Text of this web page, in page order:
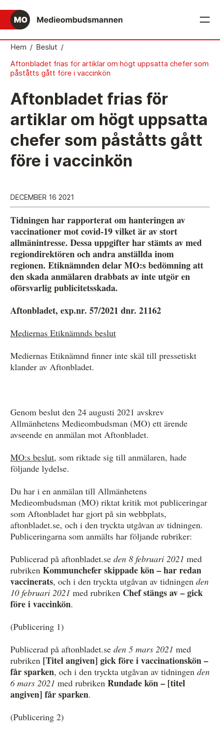
Det medieetiska systemet
Mediernas Etiknämnd fattar de avgörande besluten
Publicitetsreglerna – grunden i det medieetiska
systemet
Caspar Opitz är MO
Medieetikens historia
Anmälan och beslut
De senaste besluten
Från anmälan till beslut – så går det till
Så här gör du en anmälan
Fyll i din anmälan
Regler för medier i processen hos MO
Här är medierna som MO kan pröva
Skillnaden mellan Granskningsnämnden och MO
Årsberättelser
Våra huvudmän
Ledamöter i Mediernas Etiknämnd
Stadgar för Mediernas Etiknämnd
Jobba hos oss!
Pressbilder
Så behandlar vi dina personuppgifter
Hem / Beslut /
Aftonbladet frias för artiklar om högt uppsatta chefer som
påståtts gått före i vaccinkön
Aftonbladet frias för
artiklar om högt uppsatta
chefer som påståtts gått
före i vaccinkön
DECEMBER 16 2021
Tidningen har rapporterat om hanteringen av
vaccinationer mot covid-19 vilket är av stort
allmänintresse. Dessa uppgifter har stämts av med
regiondirektören och andra anställda inom
regionen. Etiknämnden delar MO:s bedömning att
den skada anmälaren drabbats av inte utgör en
oförsvarlig publicitetsskada.
Aftonbladet, exp.nr. 57/2021 dnr. 21162
Mediernas Etiknämnds beslut
Mediernas Etiknämnd finner inte skäl till pressetiskt
klander av Aftonbladet.
Genom beslut den 24 augusti 2021 avskrev
Allmänhetens Medieombudsman (MO) ett ärende
avseende en anmälan mot Aftonbladet.
MO:s beslut, som riktade sig till anmälaren, hade
följande lydelse.
Du har i en anmälan till Allmänhetens
Medieombudsman (MO) riktat kritik mot publiceringar
som Aftonbladet har gjort på sin webbplats,
aftonbladet.se, och i den tryckta utgåvan av tidningen.
Publiceringarna som anmälts har följande rubriker:
Publicerad på aftonbladet.se den 8 februari 2021 med
rubriken Kommunchefer skippade kön – har redan
vaccinerats, och i den tryckta utgåvan av tidningen den
10 februari 2021 med rubriken Chef stängs av – gick
före i vaccinkön.
(Publicering 1)
Publicerad på aftonbladet.se den 5 mars 2021 med
rubriken [Titel angiven] gick före i vaccinationskön –
får sparken, och i den tryckta utgåvan av tidningen den
6 mars 2021 med rubriken Rundade kön – [titel
angiven] får sparken.
(Publicering 2)